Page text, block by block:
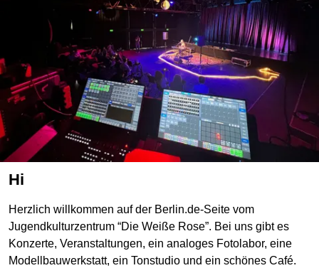
Hi
Herzlich willkommen auf der Berlin.de-Seite vom
Jugendkulturzentrum “Die Weiße Rose”. Bei uns gibt es
Konzerte, Veranstaltungen, ein analoges Fotolabor, eine
Modellbauwerkstatt, ein Tonstudio und ein schönes Café.